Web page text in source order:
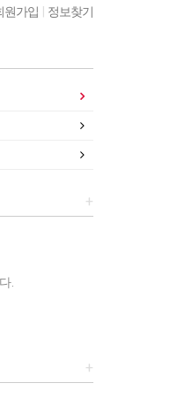
원가입 정보찾기
+
.
+